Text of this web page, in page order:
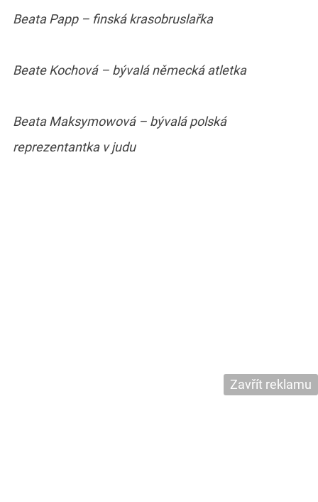
Beata Papp – finská krasobruslařka
Beate Kochová – bývalá německá atletka
Beata Maksymowová – bývalá polská
reprezentantka v judu
Zavřít reklamu